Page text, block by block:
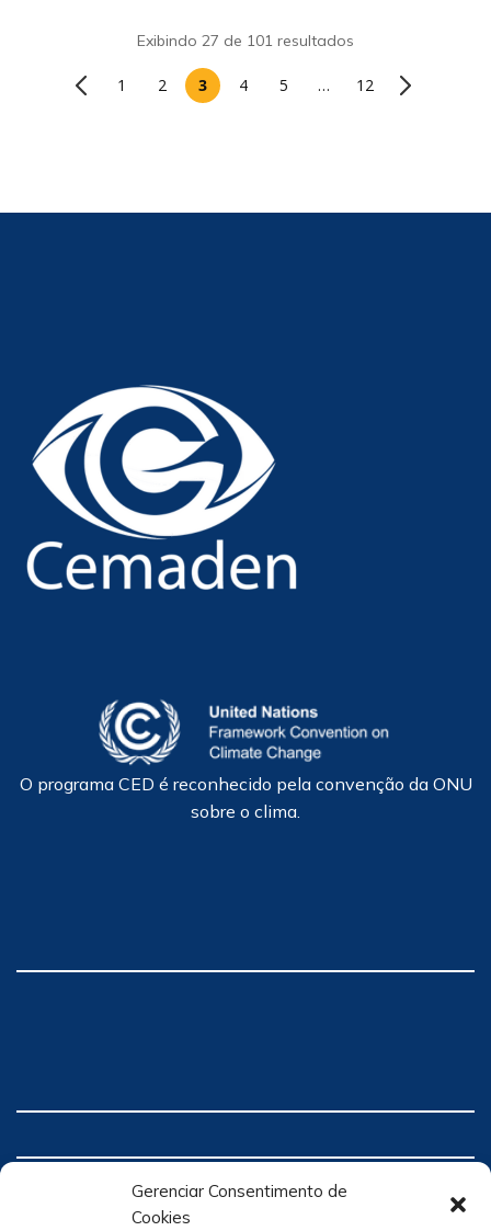
Gerenciar Consentimento de
Cookies
Exibindo 27 de 101 resultados
1 2 3 4 5 … 12
O programa CED é reconhecido pela convenção da ONU
sobre o clima.